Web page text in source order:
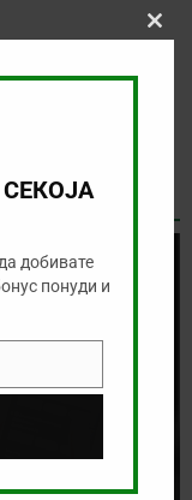
а ние ќе го
добивате
понуди и